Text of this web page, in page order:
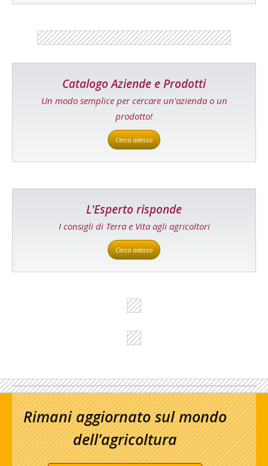
Catalogo Aziende e Prodotti
Un modo semplice per cercare un'azienda o un
prodotto!
Cerca adesso
L'Esperto risponde
I consigli di Terra e Vita agli agricoltori
Cerca adesso
Rimani aggiornato sul mondo
dell’agricoltura